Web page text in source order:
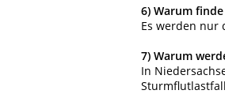
6) Warum
Es werden nur
7) Warum
In